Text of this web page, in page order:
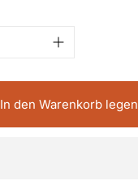
In den Warenkorb legen